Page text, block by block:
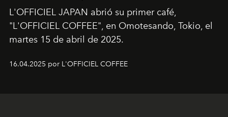
L'OFFICIEL JAPAN abrió su primer café,
"L'OFFICIEL COFFEE", en Omotesando, Tokio, el
martes 15 de abril de 2025.
16.04.2025 por L'OFFICIEL COFFEE